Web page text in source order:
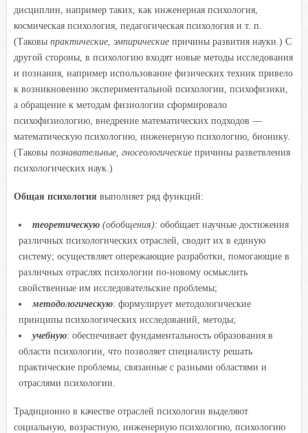
дисциплин, например таких, как инженерная психология,
космическая психология, педагогическая психология и т. п.
(Таковы практические эмпирические причины развития науки.) С
другой стороны, в психологию входят новые методы исследования
и познания, например использование физических техник привело
к возникновению экспериментальной психологии, психофизики,
а обращение к методам физиологии сформировало
психофизиологию, внедрение математических подходов —
математическую психологию, инженерную психологию, бионику.
(Таковы познавательные, гносеологические причины разветвления
психологических наук.)
Общая психология выполняет ряд функций:
теоретическую(обобщения): обобщает научные достижения
различных психологических отраслей, сводит их в единую
систему; осуществляет опережающие разработки, помогающие в
различных отраслях психологии по-новому осмыслить
свойственные им исследовательские проблемы;
методологическую: формулирует методологические
принципы психологических исследований, методы;
учебную: обеспечивает фундаментальность образования в
области психологии, что позволяет специалисту решать
практические проблемы, связанные с разными областями и
отраслями психологии.
Традиционно в качестве отраслей психологии выделяют
социальную, возрастную, инженерную психологию, психологию